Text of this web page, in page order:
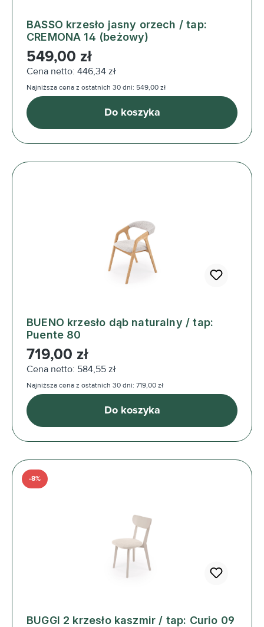
BASSO krzesło jasny orzech / tap:
CREMONA 14 (beżowy)
Cena regularna:
549,00 zł
Cena netto: 446,34 zł
Najniższa cena z ostatnich 30 dni: 549,00 zł
Do koszyka
BUENO krzesło dąb naturalny / tap:
Puente 80
Cena regularna:
719,00 zł
Cena netto: 584,55 zł
Najniższa cena z ostatnich 30 dni: 719,00 zł
Do koszyka
BUGGI 2 krzesło kaszmir / tap: Curio 09
-8%